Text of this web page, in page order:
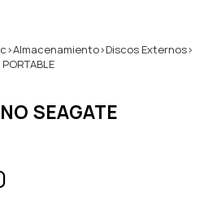
>Almacenamiento>Discos Externos>
PORTABLE
SEAGATE